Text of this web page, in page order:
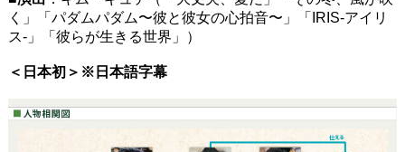
く」「パダムパダム〜彼と彼女の心拍音〜」「IRIS-アイリ
ス-」「彼らが生きる世界」）
＜日本初＞※日本語字幕